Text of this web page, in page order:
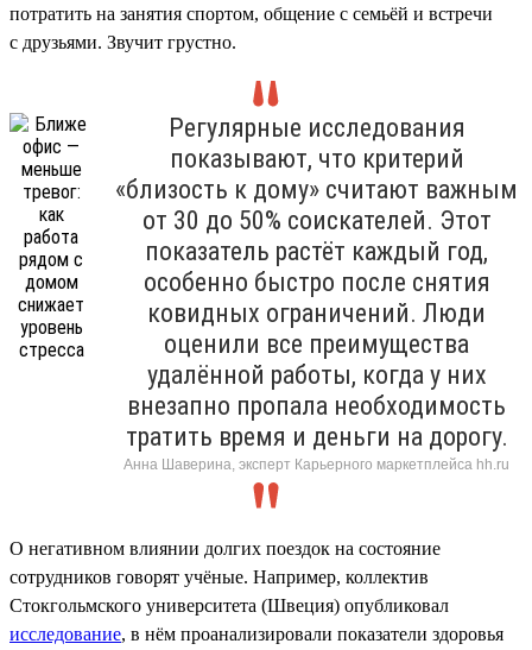
потратить на занятия спортом, общение с семьёй и встречи
с друзьями. Звучит грустно.
Регулярные исследования
показывают, что критерий
«близость к дому» считают важным
от 30 до 50% соискателей. Этот
показатель растёт каждый год,
особенно быстро после снятия
ковидных ограничений. Люди
оценили все преимущества
удалённой работы, когда у них
внезапно пропала необходимость
тратить время и деньги на дорогу.
Анна Шаверина, эксперт Карьерного маркетплейса hh.ru
О негативном влиянии долгих поездок на состояние
сотрудников говорят учёные. Например, коллектив
Стокгольмского университета (Швеция) опубликовал
исследование, в нём проанализировали показатели здоровья